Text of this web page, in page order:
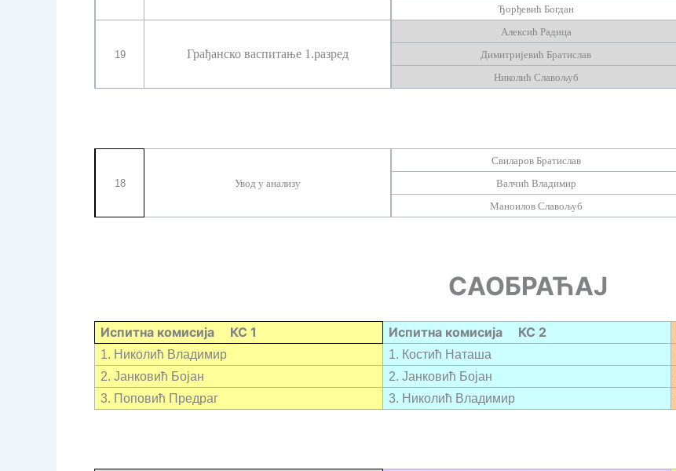
Ђорђевић Богдан
19 Грађанско васпитање 1.разред
Алексић Радица
Димитријевић Братислав
Николић Славољуб
18 Увод у анализу
Свиларов Братислав
Валчић Владимир
Маноилов Славољуб
САОБРАЋАЈ
Испитна комисија КС 1 Испитна комисија КС 2
1. Николић Владимир 1. Костић Наташа
2. Јанковић Бојан
2. Јанковић Бојан
3. Поповић Предраг 3. Николић Владимир